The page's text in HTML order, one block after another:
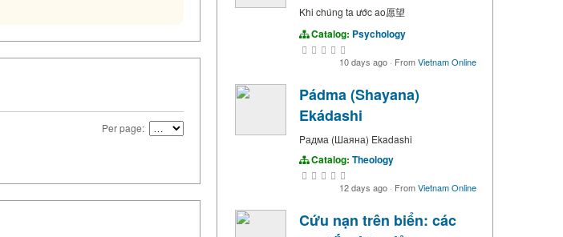
Per page:
Khi chúng ta ước ao愿望
Catalog: Psychology
10 days ago · FromVietnam Online
Pádma (Shayana)
Ekádashi
Pадма (Шаяна) Ekadashi
Catalog: Theology
12 days ago · FromVietnam Online
Cứu nạn trên biển: các